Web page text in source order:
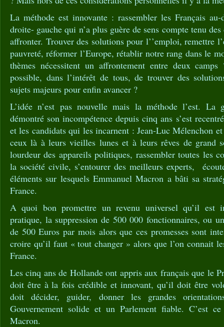
La méthode est innovante : rassembler les Français
droite- gauche qui n’a plus guère de sens compte tenu
affronter. Trouver des solutions pour l’’emploi, remettre
pauvreté, réformer l’Europe, rétablir notre rang dans le
thèmes nécessitent un affrontement entre deux
possible, dans l’intérêt de tous, de trouver des
sujets majeurs pour enfin avancer ?
L’idée n’est pas nouvelle mais la méthode l’est. La
démontré son incompétence depuis cinq ans s’est
et les candidats qui les incarnent : Jean-Luc Mélenchon
ceux là à leurs vieilles lunes et à leurs rêves de grand
lourdeur des appareils politiques, rassembler toutes les
la société civile, s’entourer des meilleurs experts,
éléments sur lesquels Emmanuel Macron a bâti sa
France.
A quoi bon promettre un revenu universel qu’il est
pratique, la suppression de 500 000 fonctionnaires, ou
de 500 Euros par mois alors que ces promesses sont
croire qu’il faut « tout changer » alors que l’on connait
France.
Les cinq ans de Hollande ont appris aux français que le
doit être à la fois crédible et innovant, qu’il doit être
doit décider, guider, donner les grandes
Gouvernement solide et un Parlement fiable. C’est
Macron.